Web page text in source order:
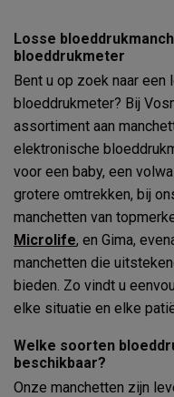
Losse
bloeddrukmeter
Bent u op zoek naar
bloeddrukmeter? Bij
assortiment aan
elektronische
voor een baby, een
grotere omtrekken, bij
manchetten van
Microlife, en Gima,
manchetten die
bieden. Zo vindt u
elke situatie en elke
Welke soorten
beschikbaar?
Onze manchetten zijn